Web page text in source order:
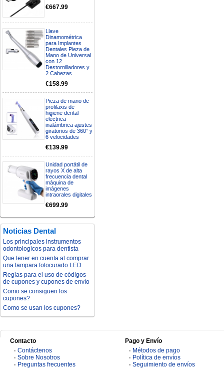
€667.99
Llave
Dinamométrica
para Implantes
Dentales Pieza de
Mano de Universal
con 12
Destornilladores y
2 Cabezas
€158.99
Pieza de mano de
profilaxis de
higiene dental
eléctrica
inalámbrica ajustes
giratorios de 360° y
6 velocidades
€139.99
Unidad portátil de
rayos X de alta
frecuencia dental
máquina de
imágenes
intraorales digitales
€699.99
Noticias Dental
Los principales instrumentos
odontologicos para dentista
Que tener en cuenta al comprar
una lampara fotocurado LED
Reglas para el uso de códigos
de cupones y cupones de envío
Como se consiguen los
cupones?
Como se usan los cupones?
Contacto
Contáctenos
Sobre Nosotros
Preguntas frecuentes
Pago y Envío
Métodos de pago
Política de envíos
Seguimiento de envíos